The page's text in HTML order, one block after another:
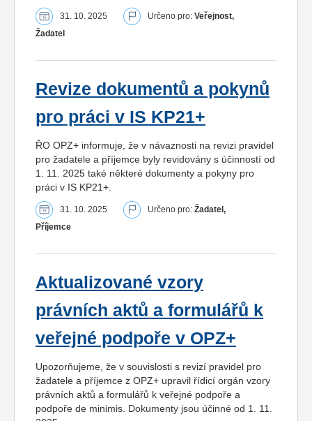
31. 10. 2025 Určeno pro: Veřejnost,
Žadatel
Revize dokumentů a pokynů
pro práci v IS KP21+
ŘO OPZ+ informuje, že v návaznosti na revizi pravidel
pro žadatele a příjemce byly revidovány s účinností od
1. 11. 2025 také některé dokumenty a pokyny pro
práci v IS KP21+.
31. 10. 2025 Určeno pro: Žadatel,
Příjemce
Aktualizované vzory
právních aktů a formulářů k
veřejné podpoře v OPZ+
Upozorňujeme, že v souvislosti s revizí pravidel pro
žadatele a příjemce z OPZ+ upravil řídicí orgán vzory
právních aktů a formulářů k veřejné podpoře a
podpoře de minimis. Dokumenty jsou účinné od 1. 11.